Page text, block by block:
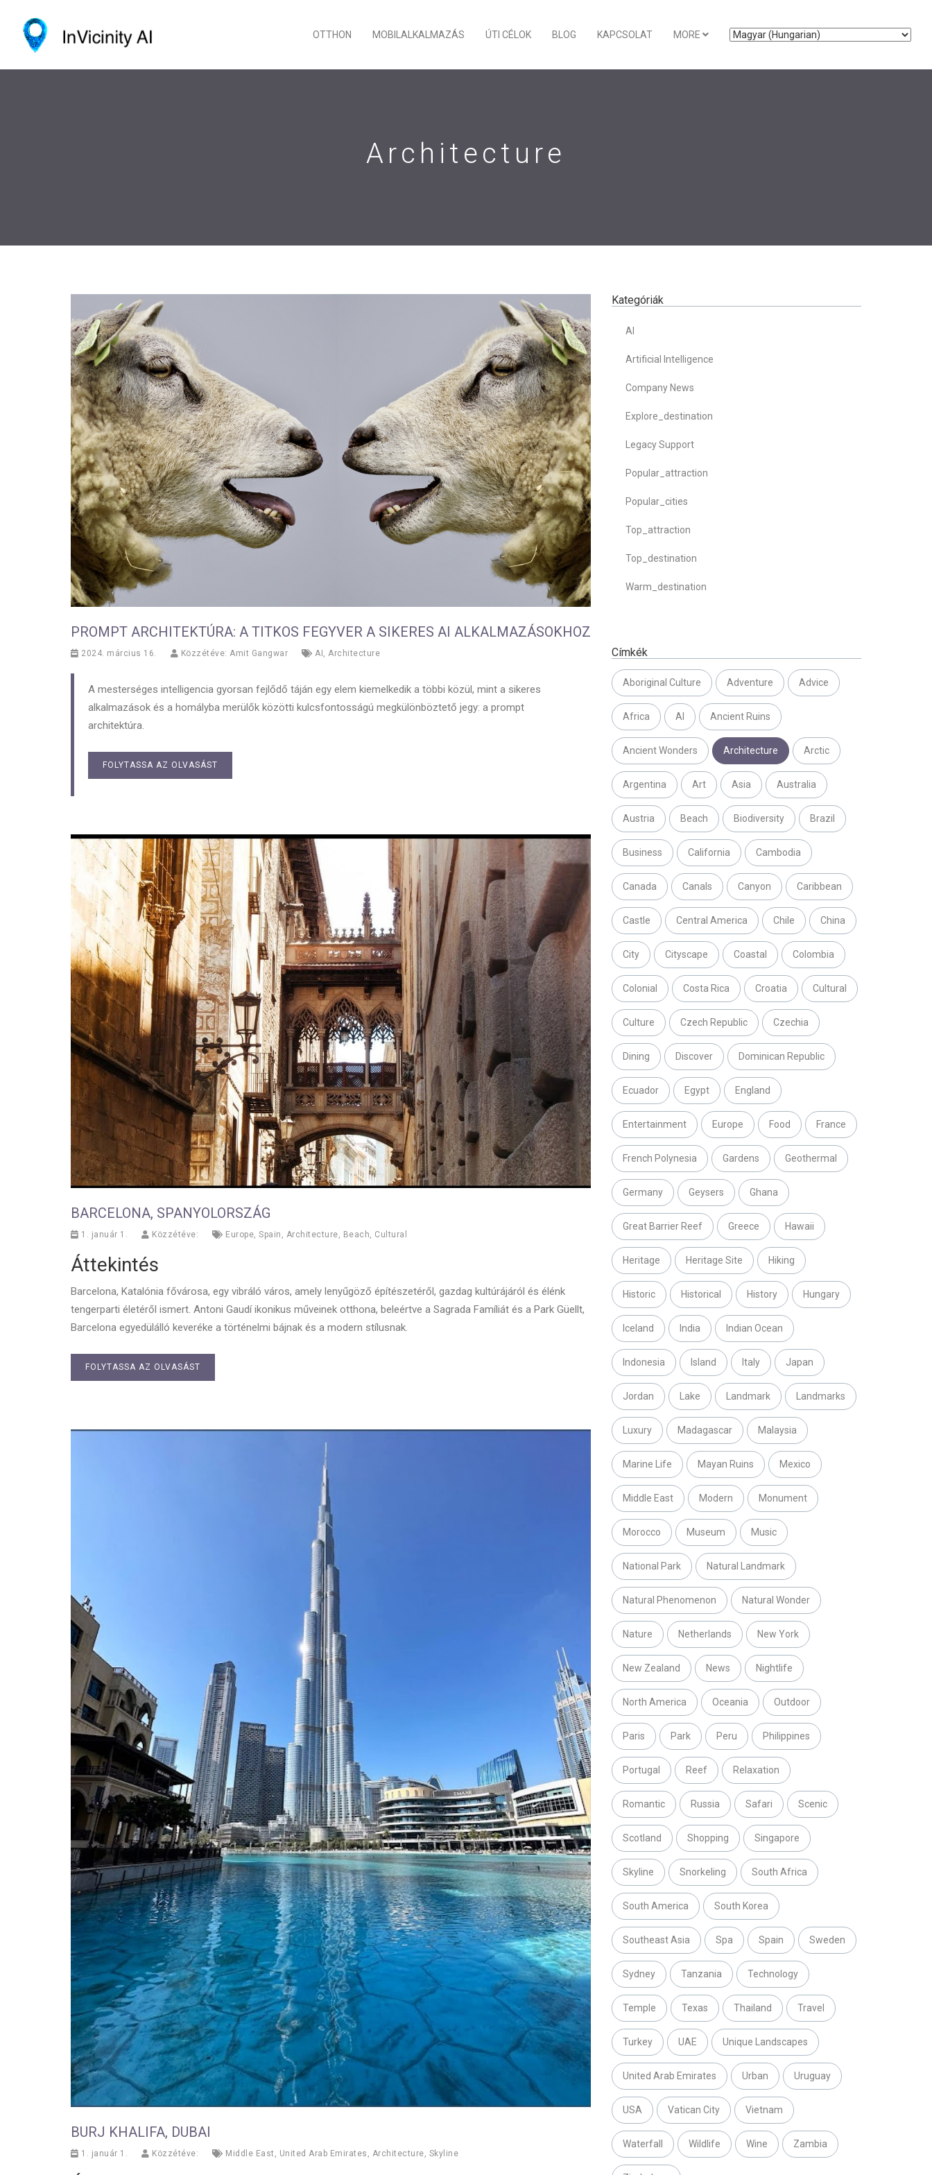
OTTHON MOBILALKALMAZÁS ÚTI CÉLOK BLOG KAPCSOLAT MORE
Architecture
PROMPT ARCHITEKTÚRA: A TITKOS FEGYVER A SIKERES AI ALKALMAZÁSOKHOZ
2024. március 16. Közzétéve: Amit Gangwar AI Architecture
A mesterséges intelligencia gyorsan fejlődő táján egy elem kiemelkedik a többi közül, mint a sikeres
alkalmazások és a homályba merülők közötti kulcsfontosságú megkülönböztető jegy: a prompt
architektúra.
FOLYTASSA AZ OLVASÁST
BARCELONA, SPANYOLORSZÁG
1. január 1. Közzétéve: Europe Spain Architecture Beach Cultural
Áttekintés
Barcelona, Katalónia fővárosa, egy vibráló város, amely lenyűgöző építészetéről, gazdag kultúrájáról és élénk
tengerparti életéről ismert. Antoni Gaudí ikonikus műveinek otthona, beleértve a Sagrada Famíliát és a Park Güellt,
Barcelona egyedülálló keveréke a történelmi bájnak és a modern stílusnak.
FOLYTASSA AZ OLVASÁST
BURJ KHALIFA, DUBAI
1. január 1. Közzétéve: Middle East United Arab Emirates Architecture Skyline
Kategóriák
AI
Artificial Intelligence
Company News
Explore_destination
Legacy Support
Popular_attraction
Popular_cities
Top_attraction
Top_destination
Warm_destination
Címkék
Aboriginal Culture Adventure Advice
Africa AI Ancient Ruins
Ancient Wonders Architecture Arctic
Argentina Art Asia Australia
Austria Beach Biodiversity Brazil
Business California Cambodia
Canada Canals Canyon Caribbean
Castle Central America Chile China
City Cityscape Coastal Colombia
Colonial Costa Rica Croatia Cultural
Culture Czech Republic Czechia
Dining Discover Dominican Republic
Ecuador Egypt England
Entertainment Europe Food France
French Polynesia Gardens Geothermal
Germany Geysers Ghana
Great Barrier Reef Greece Hawaii
Heritage Heritage Site Hiking
Historic Historical History Hungary
Iceland India Indian Ocean
Indonesia Island Italy Japan
Jordan Lake Landmark Landmarks
Luxury Madagascar Malaysia
Marine Life Mayan Ruins Mexico
Middle East Modern Monument
Morocco Museum Music
National Park Natural Landmark
Natural Phenomenon Natural Wonder
Nature Netherlands New York
New Zealand News Nightlife
North America Oceania Outdoor
Paris Park Peru Philippines
Portugal Reef Relaxation
Romantic Russia Safari Scenic
Scotland Shopping Singapore
Skyline Snorkeling South Africa
South America South Korea
Southeast Asia Spa Spain Sweden
Sydney Tanzania Technology
Temple Texas Thailand Travel
Turkey UAE Unique Landscapes
United Arab Emirates Urban Uruguay
USA Vatican City Vietnam
Waterfall Wildlife Wine Zambia